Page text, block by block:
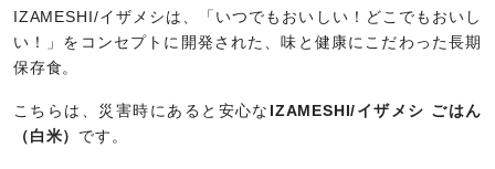
IZAMESHI/イザメシは、「いつでもおいしい！どこでもおいし
い！」をコンセプトに開発された、味と健康にこだわった長期
保存食。
こちらは、災害時にあると安心な IZAMESHI/イザメシ ごはん
（白米） です。